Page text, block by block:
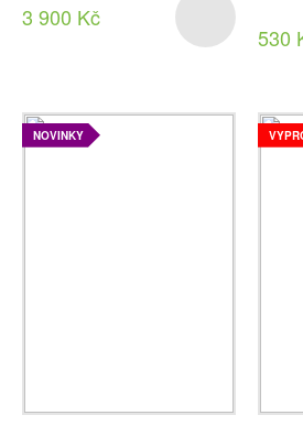
3 900 Kč
530
NOVINKY